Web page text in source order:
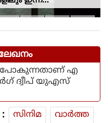
എ
ദ്വീപ് യുഎസ്
സിനിമ
വാര്‍ത്ത